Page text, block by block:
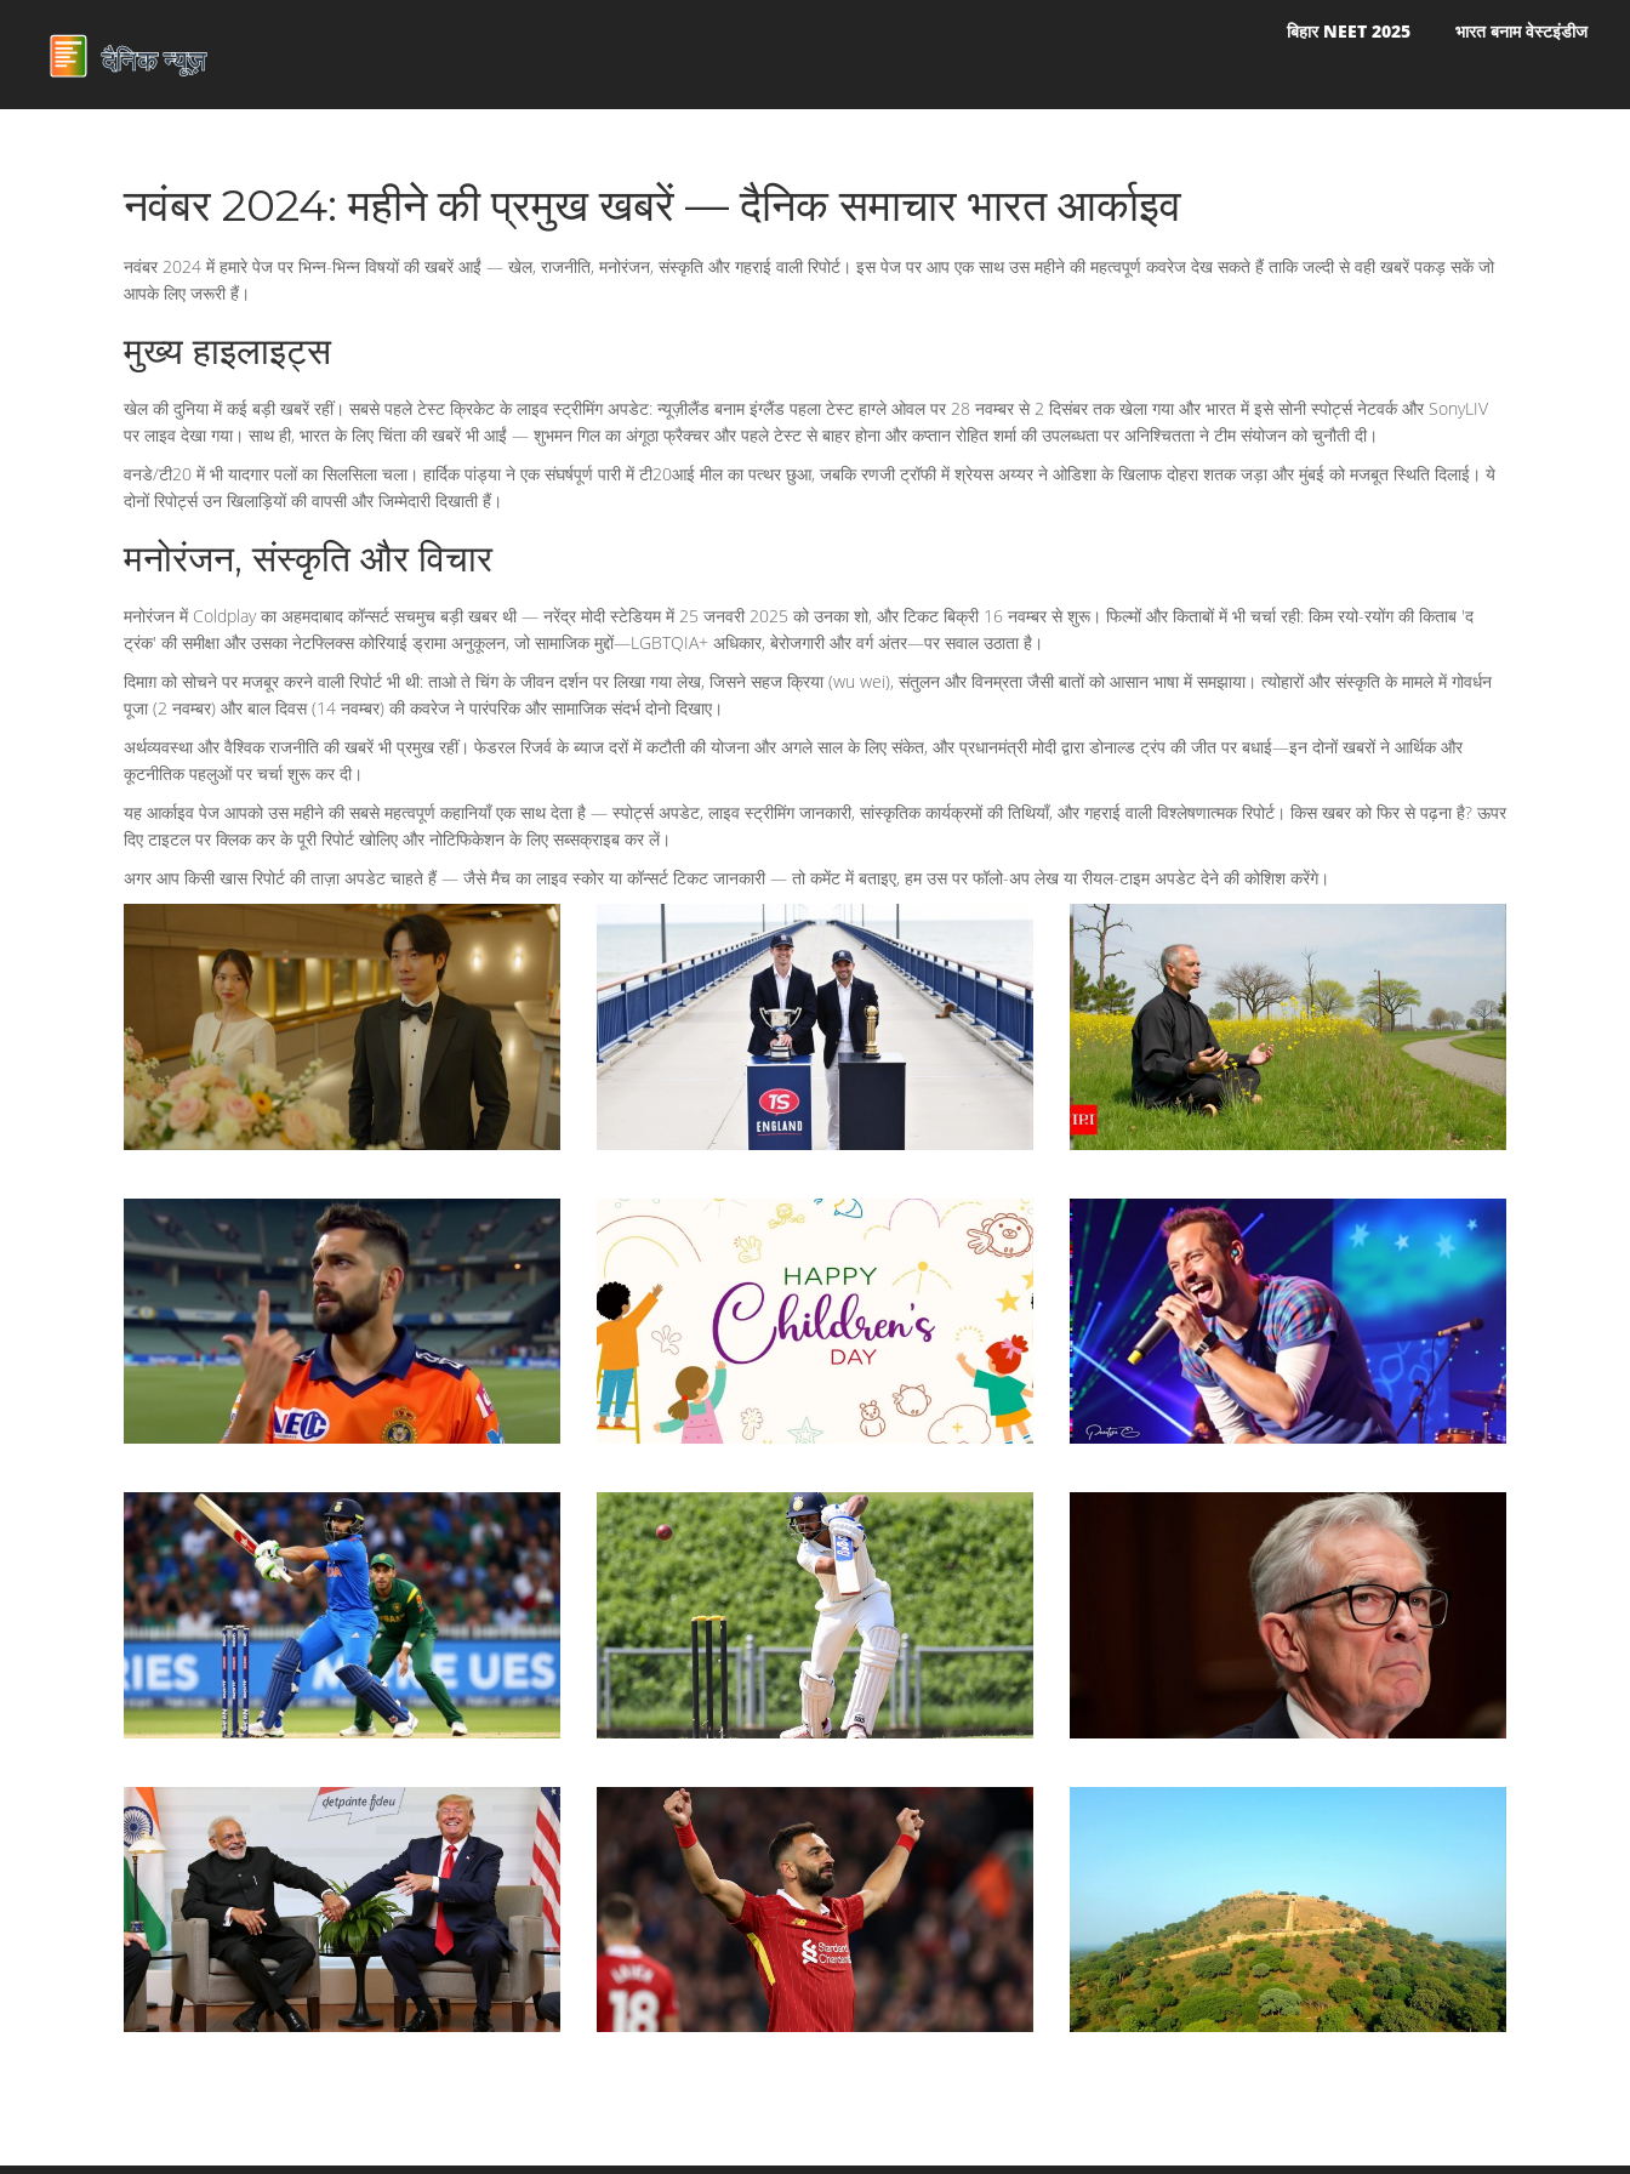
बिहार NEET 2025 भारत बनाम वेस्टइंडीज
नवंबर 2024: महीने की प्रमुख खबरें — दैनिक समाचार भारत आर्काइव
नवंबर 2024 में हमारे पेज पर भिन्न-भिन्न विषयों की खबरें आईं — खेल, राजनीति, मनोरंजन, संस्कृति और गहराई वाली रिपोर्ट। इस पेज पर आप एक साथ उस महीने की महत्वपूर्ण कवरेज देख सकते हैं ताकि जल्दी से वही खबरें पकड़ सकें जो
आपके लिए जरूरी हैं।
मुख्य हाइलाइट्स
खेल की दुनिया में कई बड़ी खबरें रहीं। सबसे पहले टेस्ट क्रिकेट के लाइव स्ट्रीमिंग अपडेट: न्यूज़ीलैंड बनाम इंग्लैंड पहला टेस्ट हाग्ले ओवल पर 28 नवम्बर से 2 दिसंबर तक खेला गया और भारत में इसे सोनी स्पोर्ट्स नेटवर्क और SonyLIV
पर लाइव देखा गया। साथ ही, भारत के लिए चिंता की खबरें भी आईं — शुभमन गिल का अंगूठा फ्रैक्चर और पहले टेस्ट से बाहर होना और कप्तान रोहित शर्मा की उपलब्धता पर अनिश्चितता ने टीम संयोजन को चुनौती दी।
वनडे/टी20 में भी यादगार पलों का सिलसिला चला। हार्दिक पांड्या ने एक संघर्षपूर्ण पारी में टी20आई मील का पत्थर छुआ, जबकि रणजी ट्रॉफी में श्रेयस अय्यर ने ओडिशा के खिलाफ दोहरा शतक जड़ा और मुंबई को मजबूत स्थिति दिलाई। ये
दोनों रिपोर्ट्स उन खिलाड़ियों की वापसी और जिम्मेदारी दिखाती हैं।
मनोरंजन, संस्कृति और विचार
मनोरंजन में Coldplay का अहमदाबाद कॉन्सर्ट सचमुच बड़ी खबर थी — नरेंद्र मोदी स्टेडियम में 25 जनवरी 2025 को उनका शो, और टिकट बिक्री 16 नवम्बर से शुरू। फिल्मों और किताबों में भी चर्चा रही: किम रयो-रयोंग की किताब 'द
ट्रंक' की समीक्षा और उसका नेटफ्लिक्स कोरियाई ड्रामा अनुकूलन, जो सामाजिक मुद्दों—LGBTQIA+ अधिकार, बेरोजगारी और वर्ग अंतर—पर सवाल उठाता है।
दिमाग़ को सोचने पर मजबूर करने वाली रिपोर्ट भी थी: ताओ ते चिंग के जीवन दर्शन पर लिखा गया लेख, जिसने सहज क्रिया (wu wei), संतुलन और विनम्रता जैसी बातों को आसान भाषा में समझाया। त्योहारों और संस्कृति के मामले में गोवर्धन
पूजा (2 नवम्बर) और बाल दिवस (14 नवम्बर) की कवरेज ने पारंपरिक और सामाजिक संदर्भ दोनो दिखाए।
अर्थव्यवस्था और वैश्विक राजनीति की खबरें भी प्रमुख रहीं। फेडरल रिजर्व के ब्याज दरों में कटौती की योजना और अगले साल के लिए संकेत, और प्रधानमंत्री मोदी द्वारा डोनाल्ड ट्रंप की जीत पर बधाई—इन दोनों खबरों ने आर्थिक और
कूटनीतिक पहलुओं पर चर्चा शुरू कर दी।
यह आर्काइव पेज आपको उस महीने की सबसे महत्वपूर्ण कहानियाँ एक साथ देता है — स्पोर्ट्स अपडेट, लाइव स्ट्रीमिंग जानकारी, सांस्कृतिक कार्यक्रमों की तिथियाँ, और गहराई वाली विश्लेषणात्मक रिपोर्ट। किस खबर को फिर से पढ़ना है? ऊपर
दिए टाइटल पर क्लिक कर के पूरी रिपोर्ट खोलिए और नोटिफिकेशन के लिए सब्सक्राइब कर लें।
अगर आप किसी खास रिपोर्ट की ताज़ा अपडेट चाहते हैं — जैसे मैच का लाइव स्कोर या कॉन्सर्ट टिकट जानकारी — तो कमेंट में बताइए, हम उस पर फॉलो-अप लेख या रीयल-टाइम अपडेट देने की कोशिश करेंगे।